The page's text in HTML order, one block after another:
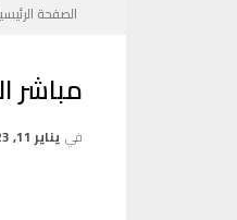
الصفحة
مباشر
في يناير 11, 2023